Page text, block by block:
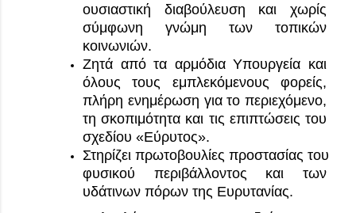
ουσιαστική διαβούλευση και χωρίς
σύμφωνη γνώμη των τοπικών
κοινωνιών.
Ζητά από τα αρμόδια Υπουργεία και
όλους τους εμπλεκόμενους φορείς,
πλήρη ενημέρωση για το περιεχόμενο,
τη σκοπιμότητα και τις επιπτώσεις του
σχεδίου «Εύρυτος».
Στηρίζει πρωτοβουλίες προστασίας του
φυσικού περιβάλλοντος και των
υδάτινων πόρων της Ευρυτανίας.